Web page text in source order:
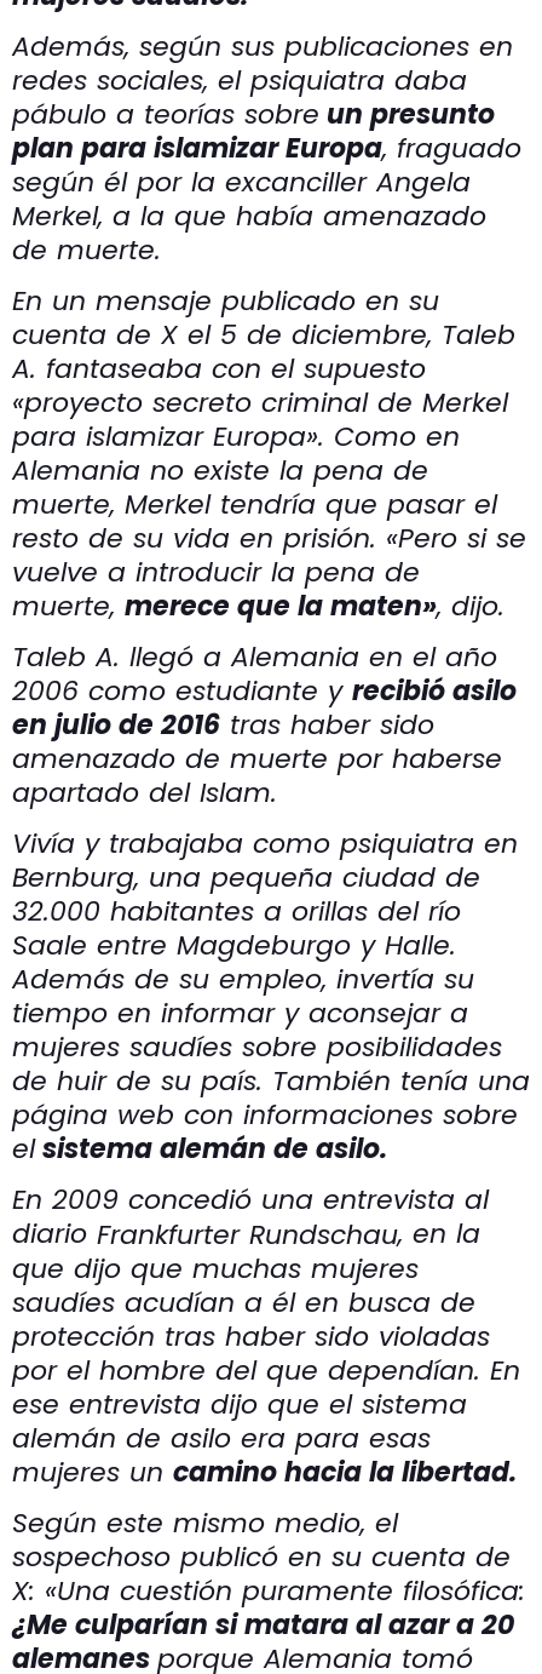
Además, según sus publicaciones en
redes sociales, el psiquiatra daba
pábulo a teorías sobre un presunto
plan para islamizar Europa, fraguado
según él por la excanciller Angela
Merkel, a la que había amenazado
de muerte.
En un mensaje publicado en su
cuenta de X el 5 de diciembre, Taleb
A. fantaseaba con el supuesto
«proyecto secreto criminal de Merkel
para islamizar Europa». Como en
Alemania no existe la pena de
muerte, Merkel tendría que pasar el
resto de su vida en prisión. «Pero si se
vuelve a introducir la pena de
muerte, merece que la maten», dijo.
Taleb A. llegó a Alemania en el año
2006 como estudiante y recibió asilo
en julio de 2016 tras haber sido
amenazado de muerte por haberse
apartado del Islam.
Vivía y trabajaba como psiquiatra en
Bernburg, una pequeña ciudad de
32.000 habitantes a orillas del río
Saale entre Magdeburgo y Halle.
Además de su empleo, invertía su
tiempo en informar y aconsejar a
mujeres saudíes sobre posibilidades
de huir de su país. También tenía una
página web con informaciones sobre
elsistema alemán de asilo.
En 2009 concedió una entrevista al
diario Frankfurter Rundschau, en la
que dijo que muchas mujeres
saudíes acudían a él en busca de
protección tras haber sido violadas
por el hombre del que dependían. En
ese entrevista dijo que el sistema
alemán de asilo era para esas
mujeres un camino hacia la libertad.
Según este mismo medio, el
sospechoso publicó en su cuenta de
X: «Una cuestión puramente filosófica:
¿Me culparían si matara al azar a 20
alemanesporque Alemania tomó